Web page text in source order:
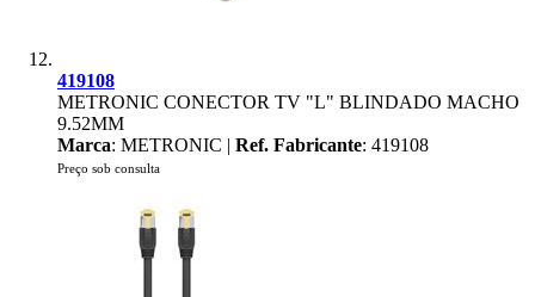
419108
METRONIC CONECTOR TV "L" BLINDADO MACHO
9.52MM
Marca: METRONIC | Ref. Fabricante: 419108
Preço sob consulta